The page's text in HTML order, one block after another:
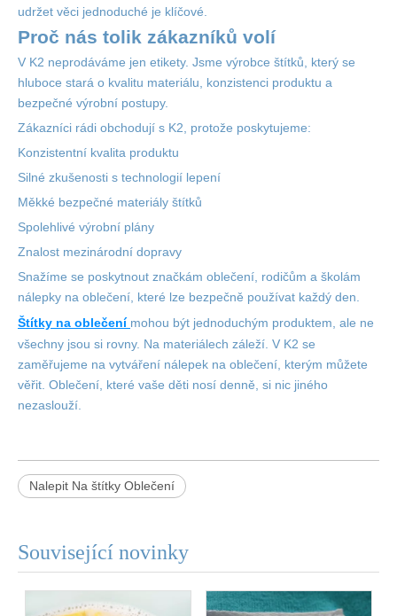
udržet věci jednoduché je klíčové.
Proč nás tolik zákazníků volí
V K2 neprodáváme jen etikety. Jsme výrobce štítků, který se
hluboce stará o kvalitu materiálu, konzistenci produktu a
bezpečné výrobní postupy.
Zákazníci rádi obchodují s K2, protože poskytujeme:
Konzistentní kvalita produktu
Silné zkušenosti s technologií lepení
Měkké bezpečné materiály štítků
Spolehlivé výrobní plány
Znalost mezinárodní dopravy
Snažíme se poskytnout značkám oblečení, rodičům a školám
nálepky na oblečení, které lze bezpečně používat každý den.
Štítky na oblečení mohou být jednoduchým produktem, ale ne
všechny jsou si rovny. Na materiálech záleží. V K2 se
zaměřujeme na vytváření nálepek na oblečení, kterým můžete
věřit. Oblečení, které vaše děti nosí denně, si nic jiného
nezaslouží.
Nalepit Na štítky Oblečení
Související novinky